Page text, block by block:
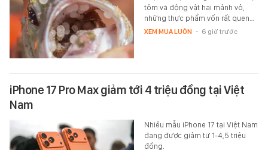
tôm và động vật hai mảnh vỏ,
những thực phẩm vốn rất quen…
XEM MUA LUÔN - 6 giờ trước
iPhone 17 Pro Max giảm tới 4 triệu đồng tại Việt
Nam
Nhiều mẫu iPhone 17 tại Việt Nam
đang được giảm từ 1-4,5 triệu
đồng.